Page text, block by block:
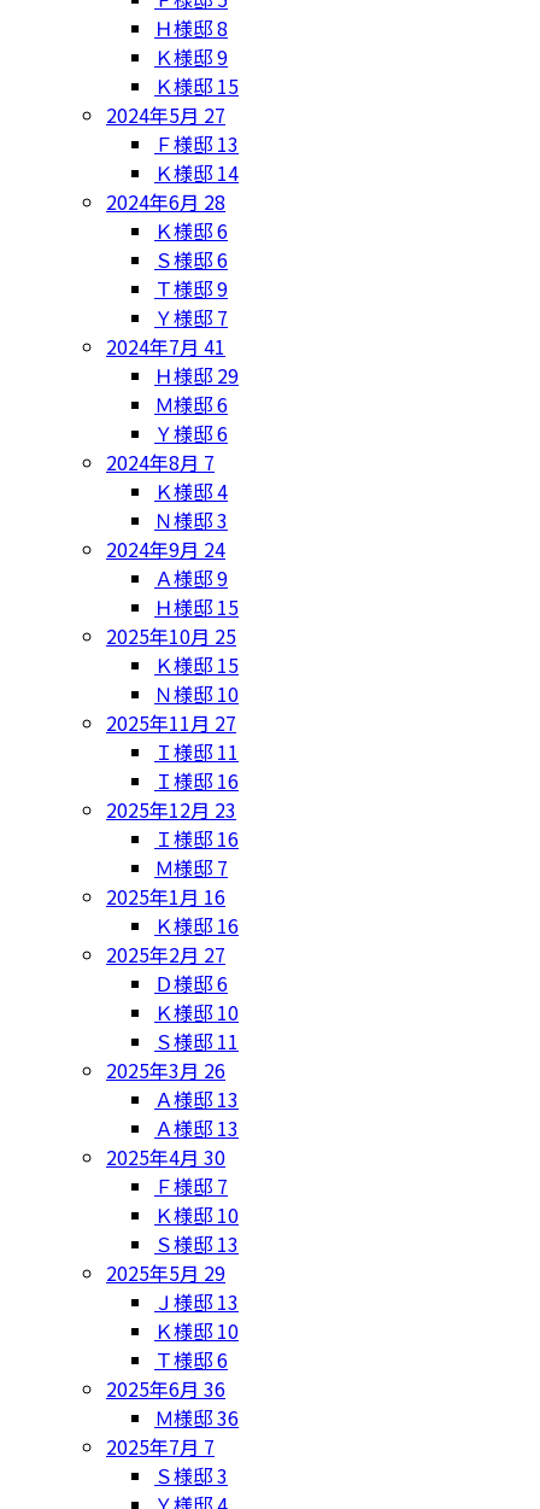
Ｈ様邸8
Ｋ様邸9
Ｋ様邸 15
2024年5月 27
Ｆ様邸 13
Ｋ様邸 14
2024年6月 28
Ｋ様邸6
Ｓ様邸6
Ｔ様邸9
Ｙ様邸 7
2024年7月 41
Ｈ様邸 29
Ｍ様邸6
Ｙ様邸6
2024年8月 7
Ｋ様邸4
Ｎ様邸3
2024年9月 24
Ａ様邸9
Ｈ様邸 15
2025年10月 25
Ｋ様邸 15
Ｎ様邸 10
2025年11月 27
Ｉ様邸 11
Ｉ様邸 16
2025年12月 23
Ｉ様邸 16
Ｍ様邸 7
2025年1月 16
Ｋ様邸 16
2025年2月 27
Ｄ様邸6
Ｋ様邸 10
Ｓ様邸 11
2025年3月 26
Ａ様邸 13
Ａ様邸 13
2025年4月 30
Ｆ様邸 7
Ｋ様邸 10
Ｓ様邸 13
2025年5月 29
Ｊ様邸 13
Ｋ様邸 10
Ｔ様邸6
2025年6月 36
Ｍ様邸36
2025年7月 7
Ｓ様邸3